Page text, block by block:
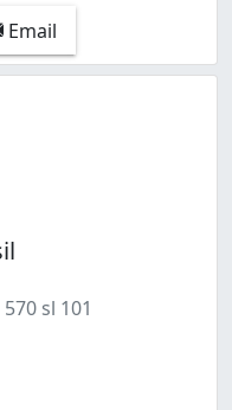
Email
sl 101